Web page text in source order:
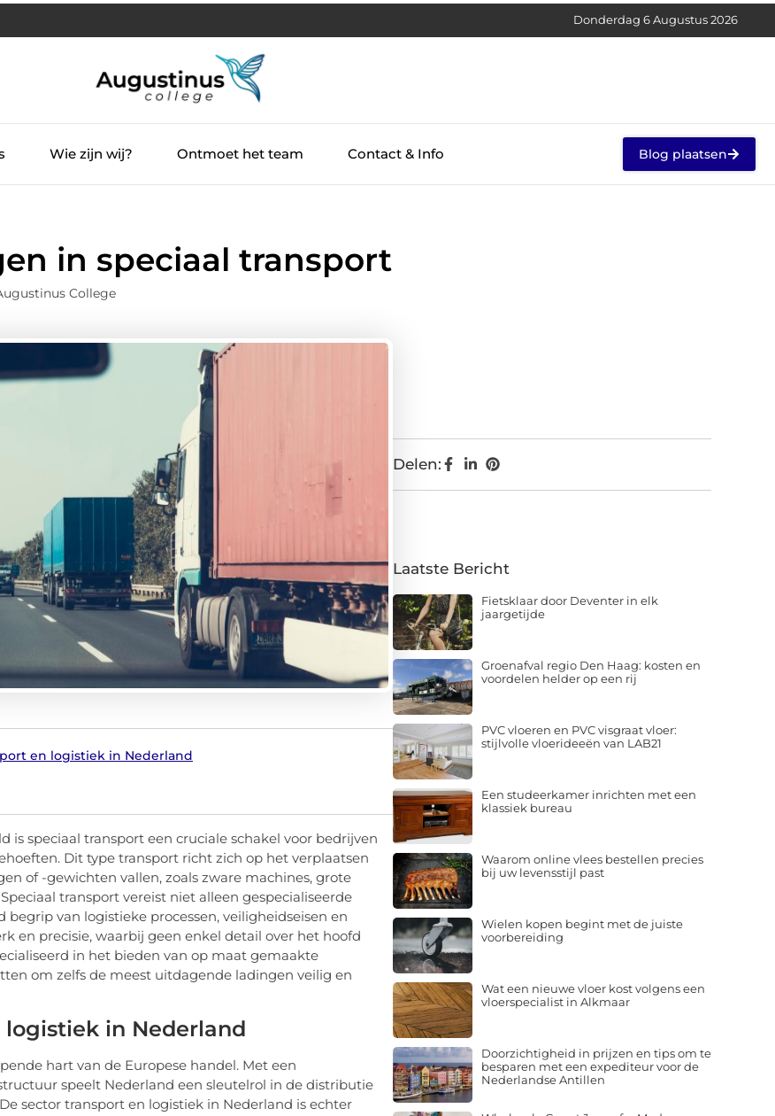
Donderdag 6 Augustus 2026
Wie zijn wij? Ontmoet het team Contact & Info Blog plaatsen
in speciaal transport
College
en logistiek in Nederland
is speciaal transport een cruciale schakel voor bedrijven
Dit type transport richt zich op het verplaatsen
of -gewichten vallen, zoals zware machines, grote
transport vereist niet alleen gespecialiseerde
van logistieke processen, veiligheidseisen en
en precisie, waarbij geen enkel detail over het hoofd
in het bieden van op maat gemaakte
om zelfs de meest uitdagende ladingen veilig en
in Nederland
hart van de Europese handel. Met een
speelt Nederland een sleutelrol in de distributie
sector transport en logistiek in Nederland is echter
Delen:
Laatste Bericht
Fietsklaar door Deventer in elk
jaargetijde
Groenafval regio Den Haag: kosten en
voordelen helder op een rij
PVC vloeren en PVC visgraat vloer:
stijlvolle vloerideeën van LAB21
Een studeerkamer inrichten met een
klassiek bureau
Waarom online vlees bestellen precies
bij uw levensstijl past
Wielen kopen begint met de juiste
voorbereiding
Wat een nieuwe vloer kost volgens een
vloerspecialist in Alkmaar
Doorzichtigheid in prijzen en tips om te
besparen met een expediteur voor de
Nederlandse Antillen